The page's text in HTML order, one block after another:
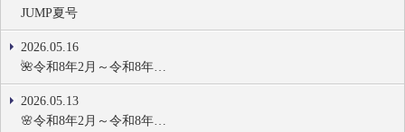
JUMP夏号
2026.05.16
🌺令和8年2月～令和8年…
2026.05.13
🌸令和8年2月～令和8年…